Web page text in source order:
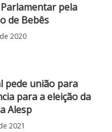
pela
de Bebês
2020
pede união para
para a eleição da
Alesp
2021